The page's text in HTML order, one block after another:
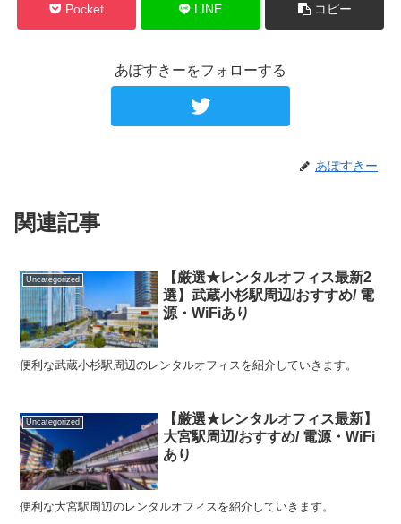
Pocket LINE コピー
あぽすきーをフォローする
あぽすきー
関連記事
Uncategorized
【厳選★レンタルオフィス最新2
選】武蔵小杉駅周辺/おすすめ/ 電
源・WiFiあり
便利な武蔵小杉駅周辺のレンタルオフィスを紹介していきます。
Uncategorized
【厳選★レンタルオフィス最新】
大宮駅周辺/おすすめ/ 電源・WiFi
あり
便利な大宮駅周辺のレンタルオフィスを紹介していきます。